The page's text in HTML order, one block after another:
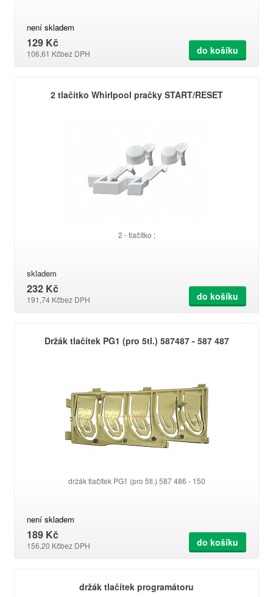
není skladem
129 Kč
106,61 Kčbez DPH do košíku
2 tlačítko Whirlpool pračky START/RESET
2 - tlačítko ;
skladem
232 Kč
191,74 Kčbez DPH do košíku
Držák tlačítek PG1 (pro 5tl.) 587487 - 587 487
držák tlačítek PG1 (pro 5tl.) 587 486 - 150
není skladem
189 Kč
156,20 Kčbez DPH do košíku
držák tlačítek programátoru